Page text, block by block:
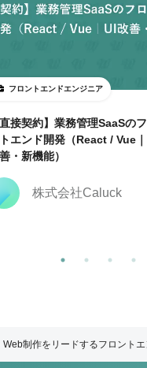
フロントエンドエンジニア
直接契約】業務管理SaaSの
エンド開発（React / Vue
・新機能）
株式会社Caluck
Web制作をリードするフロント